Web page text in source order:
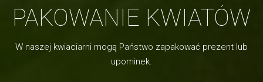
PAKOWANIE KWIATÓW
W naszej kwiaciarni mogą Państwo zapakować prezent lub
upominek.